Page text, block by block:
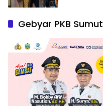
Gebyar PKB Sumut